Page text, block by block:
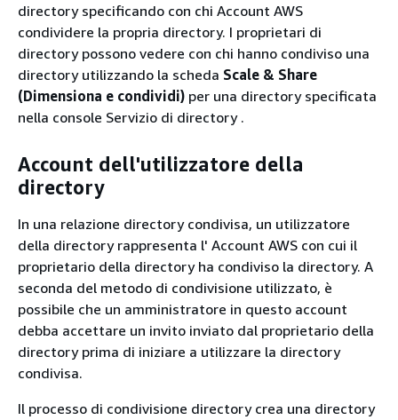
directory specificando con chi Account AWS
condividere la propria directory. I proprietari di
directory possono vedere con chi hanno condiviso una
directory utilizzando la scheda Scale & Share
(Dimensiona e condividi) per una directory specificata
nella console Servizio di directory .
Account dell'utilizzatore della
directory
In una relazione directory condivisa, un utilizzatore
della directory rappresenta l' Account AWS con cui il
proprietario della directory ha condiviso la directory. A
seconda del metodo di condivisione utilizzato, è
possibile che un amministratore in questo account
debba accettare un invito inviato dal proprietario della
directory prima di iniziare a utilizzare la directory
condivisa.
Il processo di condivisione directory crea una directory